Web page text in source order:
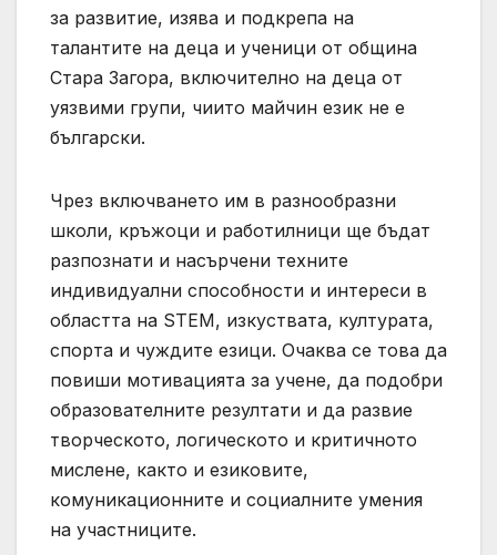
за развитие, изява и подкрепа на
талантите на деца и ученици от община
Стара Загора, включително на деца от
уязвими групи, чиито майчин език не е
български.
Чрез включването им в разнообразни
школи, кръжоци и работилници ще бъдат
разпознати и насърчени техните
индивидуални способности и интереси в
областта на STEM, изкуствата, културата,
спорта и чуждите езици. Очаква се това да
повиши мотивацията за учене, да подобри
образователните резултати и да развие
творческото, логическото и критичното
мислене, както и езиковите,
комуникационните и социалните умения
на участниците.